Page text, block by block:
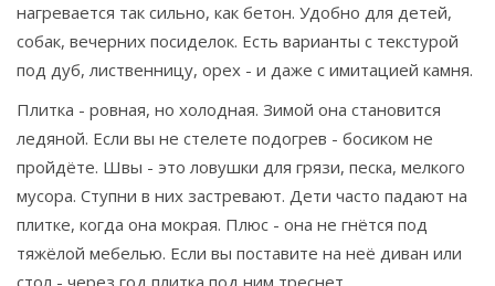
нагревается так сильно, как бетон. Удобно для детей,
собак, вечерних посиделок. Есть варианты с текстурой
под дуб, лиственницу, орех - и даже с имитацией камня.
Плитка - ровная, но холодная. Зимой она становится
ледяной. Если вы не стелете подогрев - босиком не
пройдёте. Швы - это ловушки для грязи, песка, мелкого
мусора. Ступни в них застревают. Дети часто падают на
плитке, когда она мокрая. Плюс - она не гнётся под
тяжёлой мебелью. Если вы поставите на неё диван или